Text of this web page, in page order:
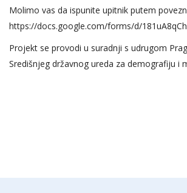
Molimo vas da ispunite upitnik putem
https://docs.google.com/forms/d/
Projekt se provodi u suradnji s udrugom
Središnjeg državnog ureda za demografiju i